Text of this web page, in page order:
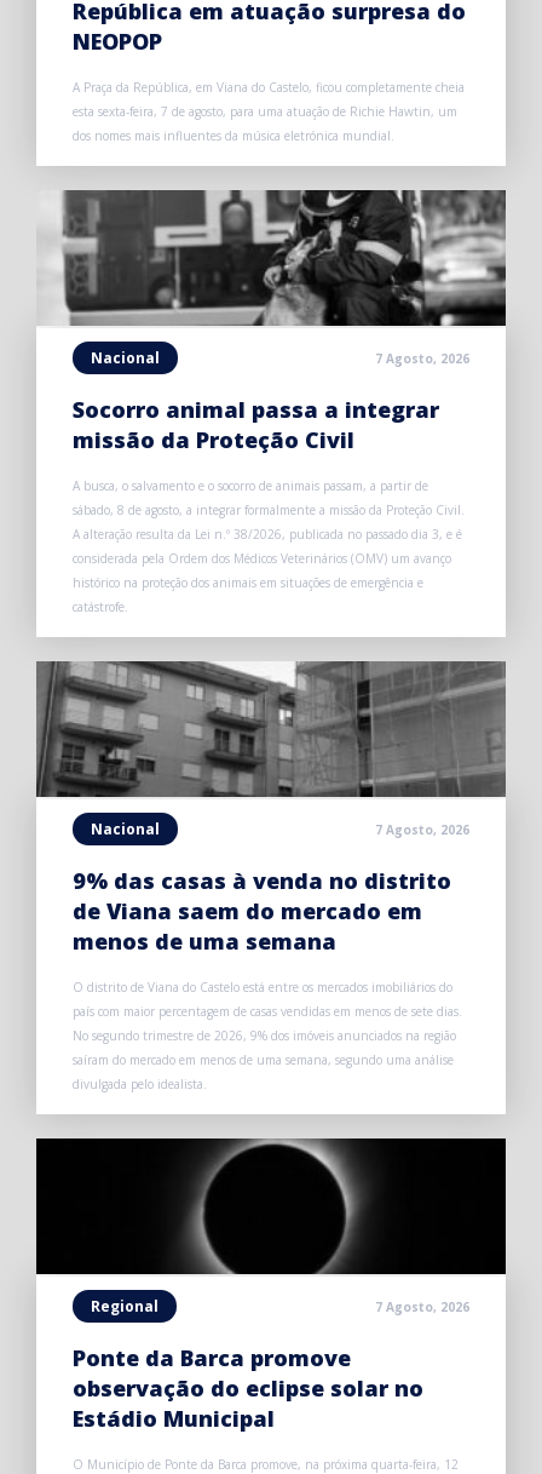
República em atuação surpresa do
NEOPOP
A Praça da República, em Viana do Castelo, ficou completamente cheia
esta sexta-feira, 7 de agosto, para uma atuação de Richie Hawtin, um
dos nomes mais influentes da música eletrónica mundial.
Nacional 7 Agosto, 2026
Socorro animal passa a integrar
missão da Proteção Civil
A busca, o salvamento e o socorro de animais passam, a partir de
sábado, 8 de agosto, a integrar formalmente a missão da Proteção Civil.
A alteração resulta da Lei n.º 38/2026, publicada no passado dia 3, e é
considerada pela Ordem dos Médicos Veterinários (OMV) um avanço
histórico na proteção dos animais em situações de emergência e
catástrofe.
Nacional 7 Agosto, 2026
9% das casas à venda no distrito
de Viana saem do mercado em
menos de uma semana
O distrito de Viana do Castelo está entre os mercados imobiliários do
país com maior percentagem de casas vendidas em menos de sete dias.
No segundo trimestre de 2026, 9% dos imóveis anunciados na região
saíram do mercado em menos de uma semana, segundo uma análise
divulgada pelo idealista.
Regional 7 Agosto, 2026
Ponte da Barca promove
observação do eclipse solar no
Estádio Municipal
O Município de Ponte da Barca promove, na próxima quarta-feira, 12